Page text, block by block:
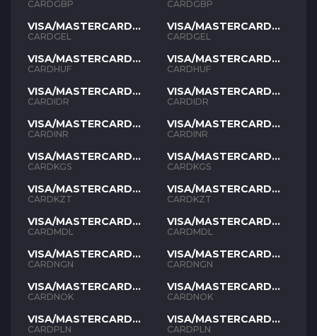
GBP
CARDGBP
VISA/MASTERCARD
GEL
CARDGEL
VISA/MASTERCARD
HUF
CARDHUF
VISA/MASTERCARD
IDR
CARDIDR
VISA/MASTERCARD
INR
CARDINR
VISA/MASTERCARD
KGS
CARDKGS
VISA/MASTERCARD
KZT
CARDKZT
VISA/MASTERCARD
MDL
CARDMDL
VISA/MASTERCARD
NGN
CARDNGN
VISA/MASTERCARD
NOK
CARDNOK
VISA/MASTERCARD
PLN
CARDPLN
GBP
CARDGBP
VISA/MASTERCARD
GEL
CARDGEL
VISA/MASTERCARD
HUF
CARDHUF
VISA/MASTERCARD
IDR
CARDIDR
VISA/MASTERCARD
INR
CARDINR
VISA/MASTERCARD
KGS
CARDKGS
VISA/MASTERCARD
KZT
CARDKZT
VISA/MASTERCARD
MDL
CARDMDL
VISA/MASTERCARD
NGN
CARDNGN
VISA/MASTERCARD
NOK
CARDNOK
VISA/MASTERCARD
PLN
CARDPLN